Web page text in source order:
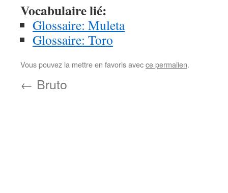
Vocabulaire lié:
Glossaire: Muleta
Glossaire: Toro
Vous pouvez la mettre en favoris avecce permalien.
← Bruto